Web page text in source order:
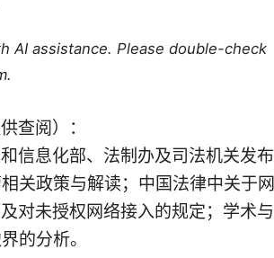
AI assistance. Please double-check
查阅）：
信息化部、法制办及司法机关发布
关政策与解读；中国法律中关于网
对未授权网络接入的规定；学术与
的分析。